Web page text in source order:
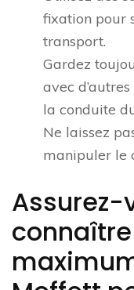
fixation pour
transport.
Gardez
avec
la conduite
Ne laissez
manipuler le
Assurez-